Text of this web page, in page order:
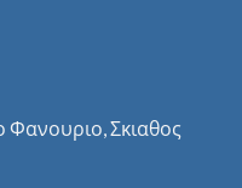
Φανουριο, Σκιαθος